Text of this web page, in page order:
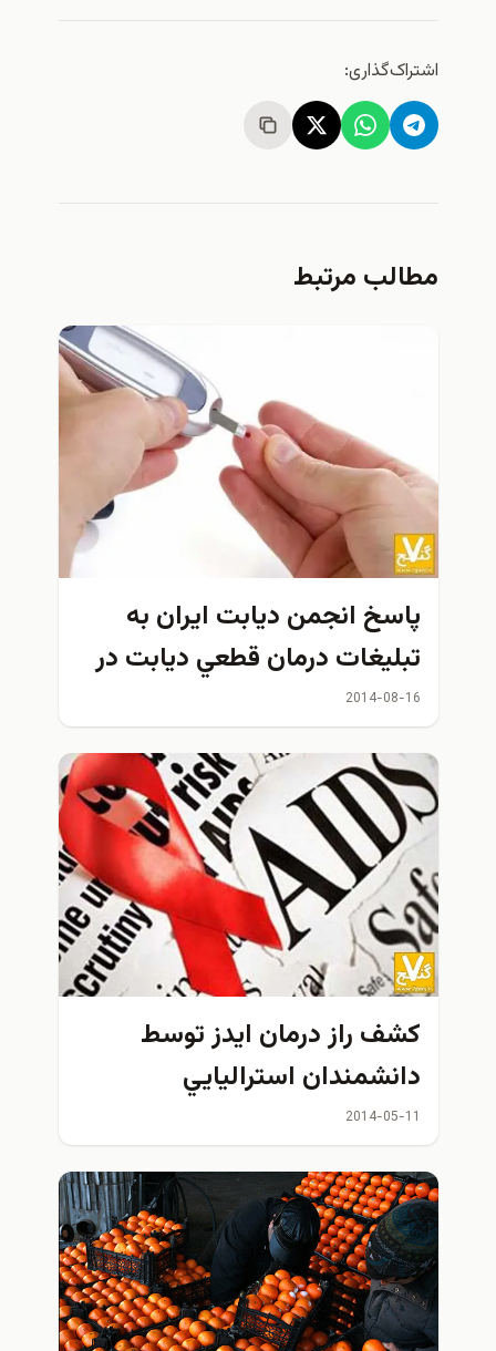
اشتراک‌گذاری:
مطالب مرتبط
پاسخ انجمن‌ دیابت ايران به‌
تبلیغات درمان قطعي دیابت در
ترکیه
2014-08-16
کشف راز درمان ايدز توسط
دانشمندان استراليايي
2014-05-11